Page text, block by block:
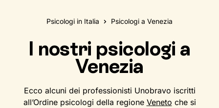
Psicologi in Italia Psicologi a Venezia
I nostri psicologi a
Venezia
Ecco alcuni dei professionisti Unobravo iscritti
all’Ordine psicologi della regione Veneto che si